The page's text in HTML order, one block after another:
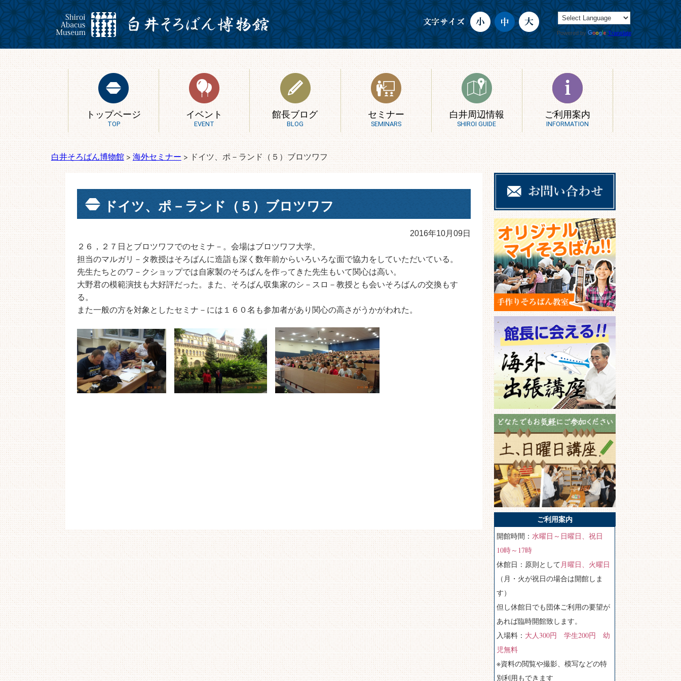
Powered by Translate
トップページ
TOP
イベント
EVENT
館長ブログ
BLOG
セミナー
SEMINARS
白井周辺情報
SHIROI GUIDE
ご利用案内
INFORMATION
白井そろばん博物館> 海外セミナー > ドイツ、ポ－ランド（５）ブロツワフ
ドイツ、ポ－ランド（５）ブロツワフ
2016年10月09日
２６，２７日とブロツワフでのセミナ－。会場はブロツワフ大学。
担当のマルガリ－タ教授はそろばんに造詣も深く数年前からいろいろな面で協力をしていただいている。
先生たちとのワ－クショップでは自家製のそろばんを作ってきた先生もいて関心は高い。
大野君の模範演技も大好評だった。また、そろばん収集家のシ－スロ－教授とも会いそろばんの交換もす
る。
また一般の方を対象としたセミナ－には１６０名も参加者があり関心の高さがうかがわれた。
ご利用案内
開館時間：水曜日～日曜日、祝日
10時～17時
休館日：原則として月曜日、火曜日
（月・火が祝日の場合は開館しま
す）
但し休館日でも団体ご利用の要望が
あれば臨時開館致します。
入場料： 大人300円 学生200円 幼
児無料
※資料の閲覧や撮影、模写などの特
別利用もできます